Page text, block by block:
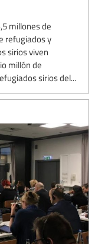
millones de
refugiados y
sirios viven
millón de
sirios del...